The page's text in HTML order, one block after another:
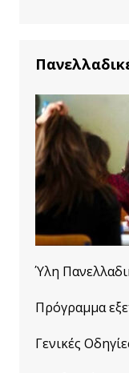
Ύλη
Πρόγραμμα
Γενικές